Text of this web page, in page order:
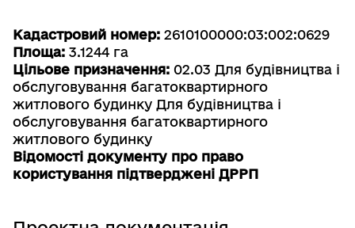
Кадастровий номер: 2610100000:03:002:0629
Площа: 3.1244 га
Цільове призначення: 02.03 Для будівництва і
обслуговування багатоквартирного
житлового будинку Для будівництва і
обслуговування багатоквартирного
житлового будинку
Відомості документу про право
користування підтверджені ДРРП